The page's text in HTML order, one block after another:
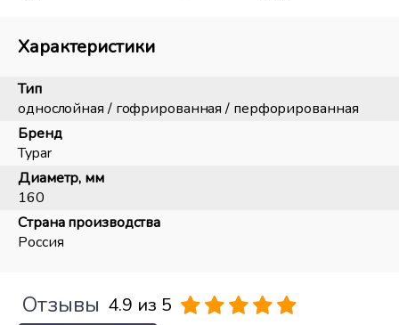
Характеристики
Тип
однослойная / гофрированная / перфорированная
Бренд
Typar
Диаметр, мм
160
Страна производства
Россия
Отзывы 4.9 из 5